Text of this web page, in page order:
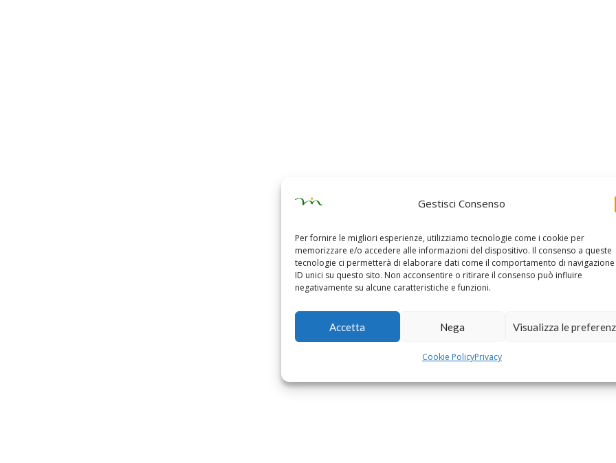
Gestisci Consenso
Per fornire le migliori esperienze, utilizziamo tecnologie come i cookie per
memorizzare e/o accedere alle informazioni del dispositivo. Il consenso a queste
tecnologie ci permetterà di elaborare dati come il comportamento di
ID unici su questo sito. Non acconsentire o ritirare il consenso può influire
negativamente su alcune caratteristiche e funzioni.
Accetta Nega Visualizza le
Cookie PolicyPrivacy